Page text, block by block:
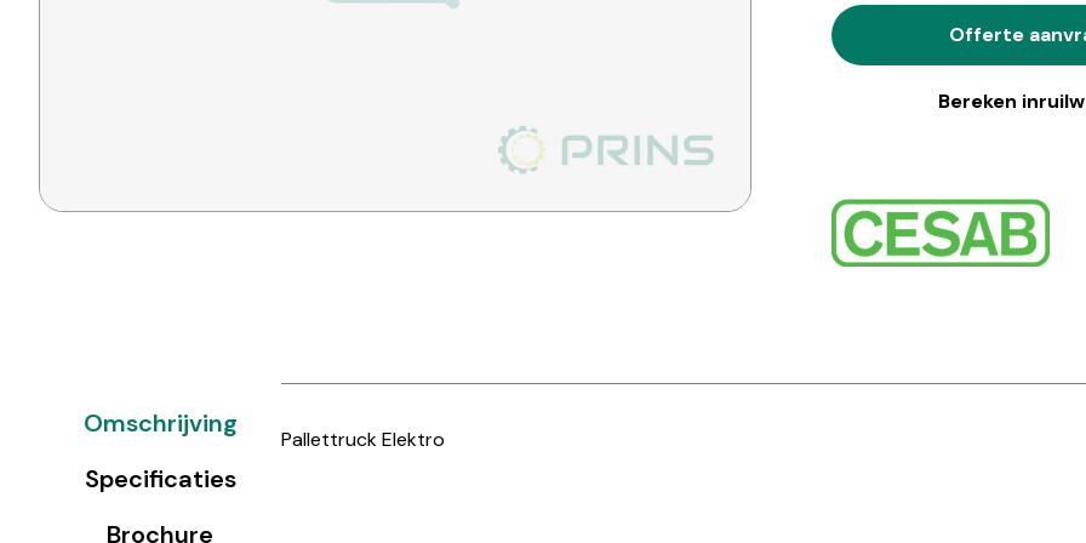
Offerte
Bereken
Omschrijving
Specificaties
Brochure
Pallettruck Elektro